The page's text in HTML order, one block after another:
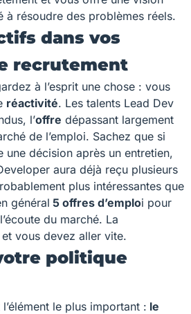
à résoudre des problèmes réels.
dans vos
recrutement
à l’esprit une chose : vous
réactivité. Les talents Lead Dev
l’offre dépassant largement
de l’emploi. Sachez que si
une décision après un entretien,
aura déjà reçu plusieurs
plus intéressantes que
général 5 offres d’emploi pour
du marché. La
vous devez aller vite.
politique
le plus important : le